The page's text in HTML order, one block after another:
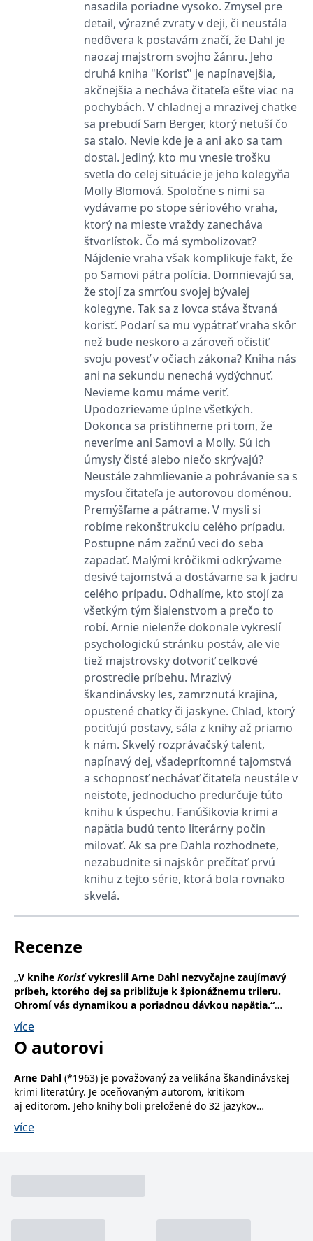
nasadila poriadne vysoko. Zmysel pre
detail, výrazné zvraty v deji, či neustála
nedôvera k postavám značí, že Dahl je
naozaj majstrom svojho žánru. Jeho
druhá kniha "Korisť" je napínavejšia,
akčnejšia a necháva čitateľa ešte viac na
pochybách. V chladnej a mrazivej chatke
sa prebudí Sam Berger, ktorý netuší čo
sa stalo. Nevie kde je a ani ako sa tam
dostal. Jediný, kto mu vnesie trošku
svetla do celej situácie je jeho kolegyňa
Molly Blomová. Spoločne s nimi sa
vydávame po stope sériového vraha,
ktorý na mieste vraždy zanecháva
štvorlístok. Čo má symbolizovať?
Nájdenie vraha však komplikuje fakt, že
po Samovi pátra polícia. Domnievajú sa,
že stojí za smrťou svojej bývalej
kolegyne. Tak sa z lovca stáva štvaná
korisť. Podarí sa mu vypátrať vraha skôr
než bude neskoro a zároveň očistiť
svoju povesť v očiach zákona? Kniha nás
ani na sekundu nenechá vydýchnuť.
Nevieme komu máme veriť.
Upodozrievame úplne všetkých.
Dokonca sa pristihneme pri tom, že
neveríme ani Samovi a Molly. Sú ich
úmysly čisté alebo niečo skrývajú?
Neustále zahmlievanie a pohrávanie sa s
mysľou čitateľa je autorovou doménou.
Premýšľame a pátrame. V mysli si
robíme rekonštrukciu celého prípadu.
Postupne nám začnú veci do seba
zapadať. Malými krôčikmi odkrývame
desivé tajomstvá a dostávame sa k jadru
celého prípadu. Odhalíme, kto stojí za
všetkým tým šialenstvom a prečo to
robí. Arnie nielenže dokonale vykreslí
psychologickú stránku postáv, ale vie
tiež majstrovsky dotvoriť celkové
prostredie príbehu. Mrazivý
škandinávsky les, zamrznutá krajina,
opustené chatky či jaskyne. Chlad, ktorý
pociťujú postavy, sála z knihy až priamo
k nám. Skvelý rozprávačský talent,
napínavý dej, všadeprítomné tajomstvá
a schopnosť nechávať čitateľa neustále v
neistote, jednoducho predurčuje túto
knihu k úspechu. Fanúšikovia krimi a
napätia budú tento literárny počin
milovať. Ak sa pre Dahla rozhodnete,
nezabudnite si najskôr prečítať prvú
knihu z tejto série, ktorá bola rovnako
skvelá.
Recenze
„V knihe Korisťvykreslil Arne Dahl nezvyčajne zaujímavý
príbeh, ktorého dej sa približuje k špionážnemu trileru.
Ohromí vás dynamikou a poriadnou dávkou napätia.“
BTJ, Švédsko
„Korisť zdvíha už aj tak vysoko položenú latku ešte vyššie.
konkurenta.“
Kotiliesi Magazine, Fínsko
více
O autorovi
Arne Dahl (*1963) je považovaný za velikána škandinávskej
krimi literatúry. Je oceňovaným autorom, kritikom
aj editorom. Jeho knihy boli preložené do 32 jazykov
a celkovo sa z nich predalo už viac ako 4 milióny výtlačkov.
Dahlove romány charakterizuje napínavý dej, psychologická
priam bravúrne prepájať nadnárodné intrigy, inteligenciu,
premietali v 40-tich krajinách po celom svete. V roku 2007
více
koncový uživatel používá
webové stránky a
jakoukoli reklamu,
kterou koncový uživatel
mohl vidět před
návštěvou uvedeného
webu.
Microsoft
Corporation
.c.bing.com
7 dní
Toto je soubor cookie
první strany společnosti
Microsoft MSN, který
používáme k měření
používání webu pro
interní analýzu.
Microsoft
Corporation
.grada.cz
1 rok
Toto je soubor cookie
využívaný společností
Microsoft Bing Ads a je
sledovacím souborem
cookie. Umožňuje nám
komunikovat s
uživatelem, který již dříve
navštívil náš web.
Google LLC
.doubleclick.net
15 minut
Tento soubor cookie
nastavuje společnost
DoubleClick (kterou
vlastní společnost
Google), aby zjistila, zda
prohlížeč návštěvníka
webu podporuje
soubory cookie.
.doubleclick.net
1 rok
Tento soubor cookie
nastavuje společnost
Doubleclick a provádí
informace o tom, jak
koncový uživatel používá
webové stránky a
jakoukoli reklamu,
mohl vidět před
návštěvou uvedeného
webu.
Tento soubor cookie
poskytuje jednoznačně
přiřazené strojově
generované ID uživatele
a shromažďuje údaje o
aktivitě na webu. Tato
data mohou být
odeslána k analýze a
hlášení třetí straně.